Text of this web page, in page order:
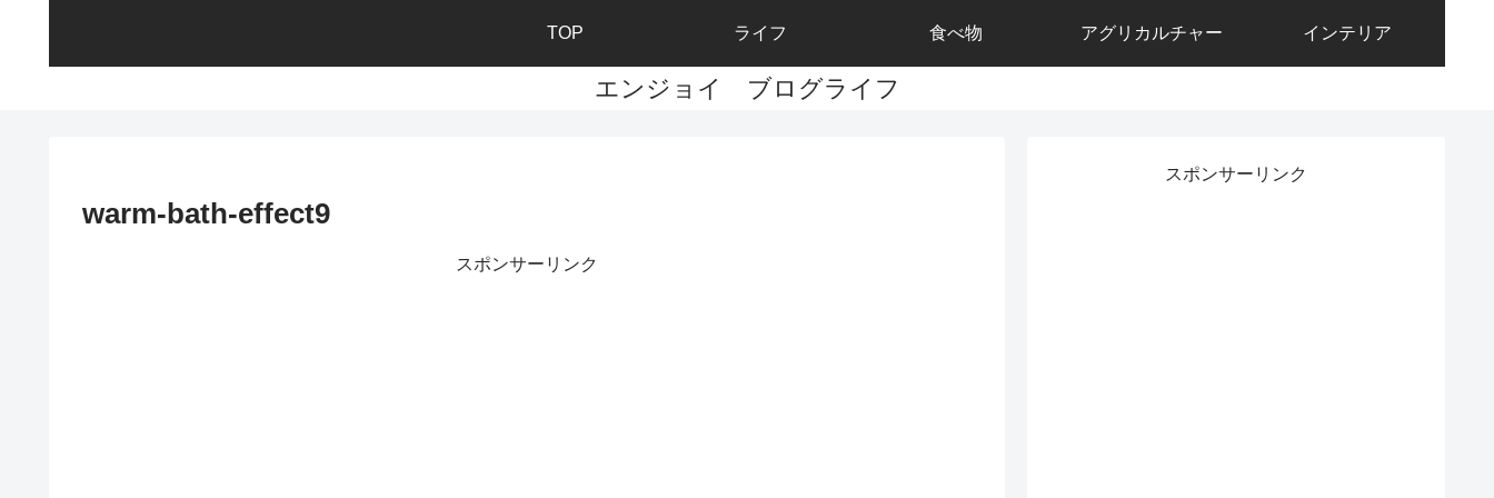
エンジョイ ブログライフ
TOP ライフ 食べ物 アグリカルチャー インテリア
warm-bath-effect9
スポンサーリンク
スポンサーリンク